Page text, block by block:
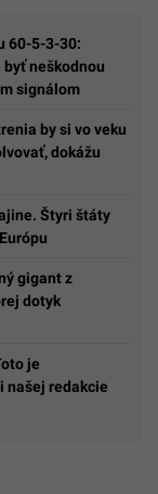
60-5-3-30:
neškodnou
signálom
by si vo veku
dokážu
Štyri štáty
gigant z
dotyk
je
našej redakcie